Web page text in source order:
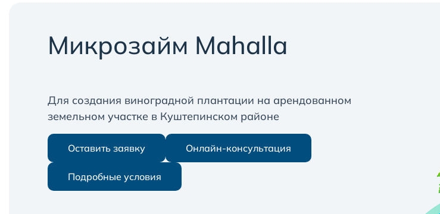
Микрозайм Mahalla
Для создания виноградной плантации на арендованном
земельном участке в Куштепинском районе
Оставить заявку Онлайн-консультация
Подробные условия